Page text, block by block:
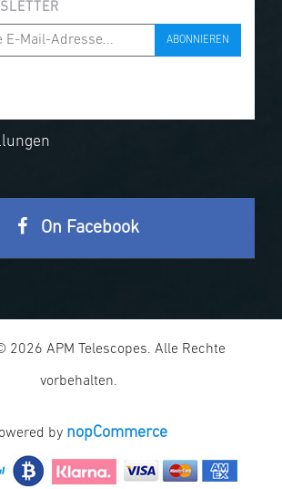
ABONNIEREN
On Facebook
2026 APM Telescopes. Alle Rechte
vorbehalten.
by nopCommerce